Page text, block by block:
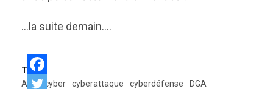
…la suite demain….
Tags:
ACT
cyber cyberattaque cyberdéfense
DGA